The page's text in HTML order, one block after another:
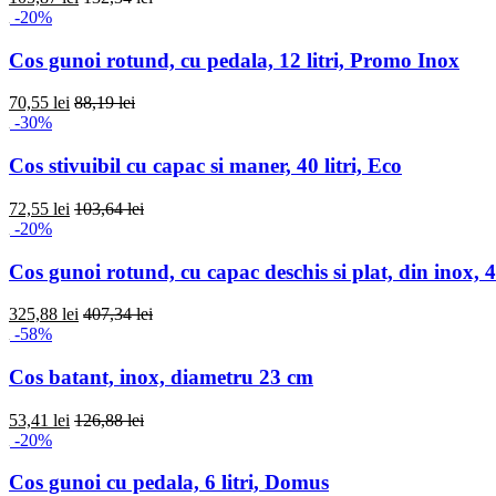
-20%
Cos gunoi rotund, cu pedala, 12 litri, Promo Inox
70,55 lei 88,19 lei
-30%
Cos stivuibil cu capac si maner, 40 litri, Eco
72,55 lei 103,64 lei
-20%
Cos gunoi rotund, cu capac deschis si plat, din inox,
325,88 lei 407,34 lei
-58%
Cos batant, inox, diametru 23 cm
53,41 lei 126,88 lei
-20%
Cos gunoi cu pedala, 6 litri, Domus